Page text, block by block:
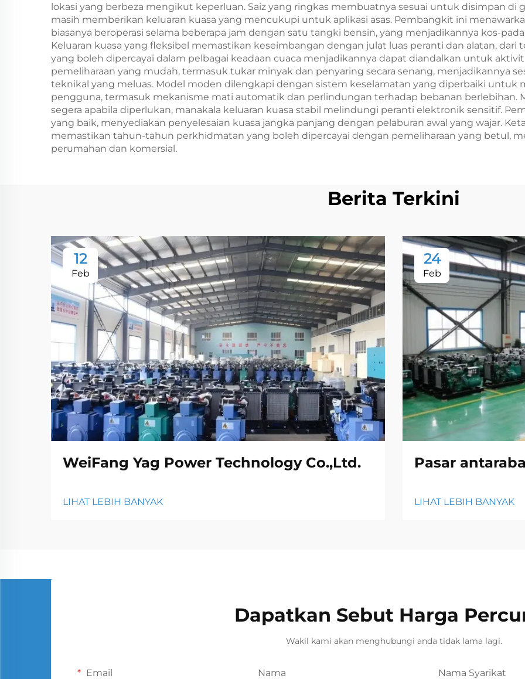
lokasi yang berbeza mengikut keperluan. Saiz yang ringkas membuatnya sesuai untuk disimpan di
masih memberikan keluaran kuasa yang mencukupi untuk aplikasi asas. Pembangkit ini
biasanya beroperasi selama beberapa jam dengan satu tangki bensin, yang menjadikannya kos-
Keluaran kuasa yang fleksibel memastikan keseimbangan dengan julat luas peranti dan alatan, dari
yang boleh dipercayai dalam pelbagai keadaan cuaca menjadikannya dapat diandalkan untuk
pemeliharaan yang mudah, termasuk tukar minyak dan penyaring secara senang, menjadikannya
teknikal yang meluas. Model moden dilengkapi dengan sistem keselamatan yang diperbaiki untuk
pengguna, termasuk mekanisme mati automatik dan perlindungan terhadap bebanan berlebihan.
segera apabila diperlukan, manakala keluaran kuasa stabil melindungi peranti elektronik sensitif.
yang baik, menyediakan penyelesaian kuasa jangka panjang dengan pelaburan awal yang wajar.
memastikan tahun-tahun perkhidmatan yang boleh dipercayai dengan pemeliharaan yang betul,
perumahan dan komersial.
Berita Terkini
12
Feb
WeiFang Yag Power Technology Co.,Ltd.
LIHAT LEBIH BANYAK
24
Feb
Pasar
LIHAT LEBIH BANYAK
Dapatkan Sebut Harga
Wakil kami akan menghubungi anda tidak lama lagi.
Email Nama Nama Syarikat